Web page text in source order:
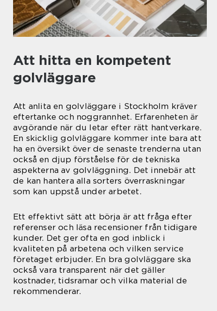
Att hitta en kompetent
golvläggare
Att anlita en golvläggare i Stockholm kräver
eftertanke och noggrannhet. Erfarenheten är
avgörande när du letar efter rätt hantverkare.
En skicklig golvläggare kommer inte bara att
ha en översikt över de senaste trenderna utan
också en djup förståelse för de tekniska
aspekterna av golvläggning. Det innebär att
de kan hantera alla sorters överraskningar
som kan uppstå under arbetet.
Ett effektivt sätt att börja är att fråga efter
referenser och läsa recensioner från tidigare
kunder. Det ger ofta en god inblick i
kvaliteten på arbetena och vilken service
företaget erbjuder. En bra golvläggare ska
också vara transparent när det gäller
kostnader, tidsramar och vilka material de
rekommenderar.